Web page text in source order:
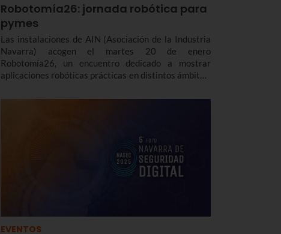
Robotomía26: jornada robótica para
pymes
Las instalaciones de AIN (Asociación de la Industria
Navarra) acogen el martes 20 de enero
Robotomía26, un encuentro dedicado a mostrar
aplicaciones robóticas prácticas en distintos ámbitos,
pasando por el sector agrícola.
EVENTOS